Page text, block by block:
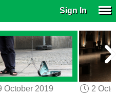
Sign In
October 2019
2